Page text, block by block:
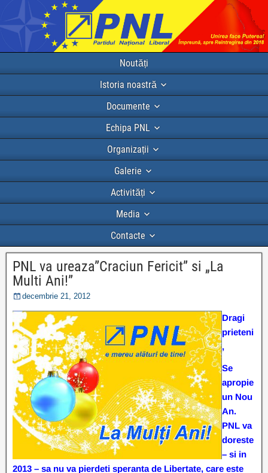
Noutăți
Istoria noastră
Documente
Echipa PNL
Organizații
Galerie
Activități
Media
Contacte
PNL va ureaza”Craciun Fericit” si „La
Multi Ani!”
decembrie 21, 2012
Dragi
prieteni
,
Se
apropie
un Nou
An.
PNL va
doreste
– si in
2013 – sa nu va pierdeti speranta de Libertate, care este